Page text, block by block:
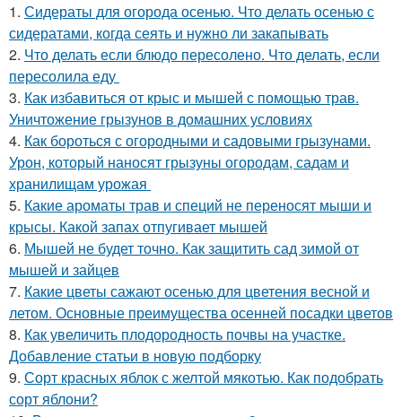
1. Сидераты для огорода осенью. Что делать осенью с
сидератами, когда сеять и нужно ли закапывать
2. Что делать если блюдо пересолено. Что делать, если
пересолила еду
3. Как избавиться от крыс и мышей с помощью трав.
Уничтожение грызунов в домашних условиях
4. Как бороться с огородными и садовыми грызунами.
Урон, который наносят грызуны огородам, садам и
хранилищам урожая
5. Какие ароматы трав и специй не переносят мыши и
крысы. Какой запах отпугивает мышей
6. Мышей не будет точно. Как защитить сад зимой от
мышей и зайцев
7. Какие цветы сажают осенью для цветения весной и
летом. Основные преимущества осенней посадки цветов
8. Как увеличить плодородность почвы на участке.
Добавление статьи в новую подборку
9. Сорт красных яблок с желтой мякотью. Как подобрать
сорт яблони?